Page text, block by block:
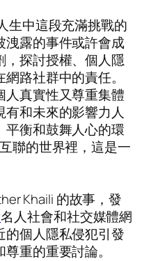
生中這段充滿挑戰的
洩露的事件或許會成
探討授權、個人隱
路社群中的責任。
人真實性又尊重集體
和未來的影響力人
衡和鼓舞人心的環
聯的世界裡，這是一
Khaili 的故事，發
名人社會和社交媒體網
個人隱私侵犯引發
重的重要討論。